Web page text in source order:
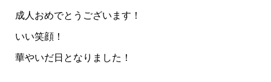
成人おめでとうございます！
いい笑顔！
華やいだ日となりました！